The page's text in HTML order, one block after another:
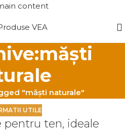
content
"măști naturale"
UTILE
pentru ten, ideale